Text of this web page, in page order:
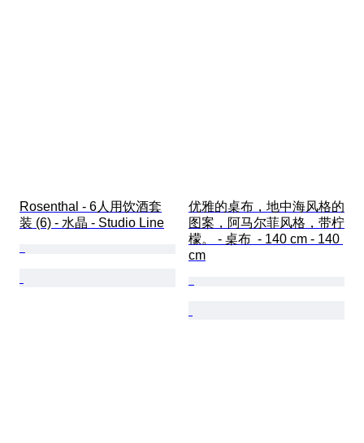
Rosenthal - 6人用饮酒套
装 (6) - 水晶 - Studio Line
优雅的桌布，地中海风格的
图案，阿马尔菲风格，带柠
檬。 - 桌布  - 140 cm - 140
cm